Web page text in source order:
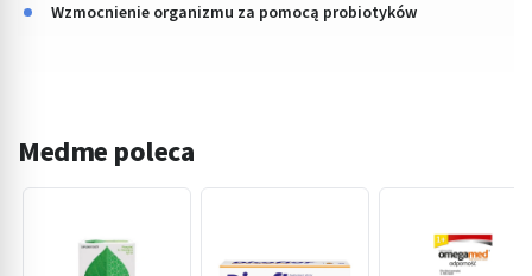
Wzmocnienie organizmu za pomocą probiotyków
Medme poleca